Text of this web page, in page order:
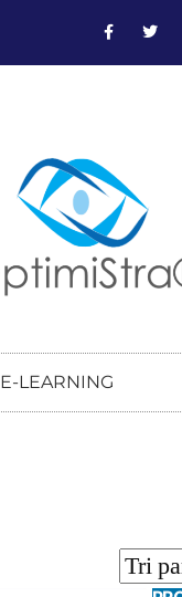
E-LEARNING